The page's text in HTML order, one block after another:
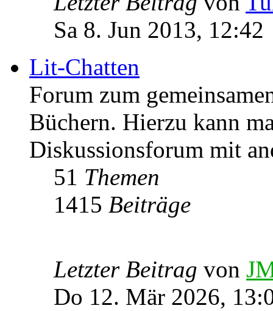
Sa 8. Jun 2013, 12:42
Lit-Chatten
Forum zum
Büchern. Hierzu kann
Diskussionsforum mit
51 Themen
1415 Beiträge
Letzter Beitrag von
Do 12. Mär 2026,